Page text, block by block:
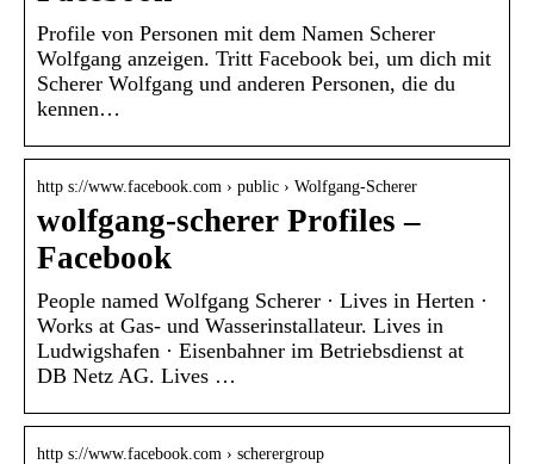
Profile von Personen mit dem Namen Scherer
Wolfgang anzeigen. Tritt Facebook bei, um dich mit
Scherer Wolfgang und anderen Personen, die du
kennen…
http s://www.facebook.com › public › Wolfgang-Scherer
wolfgang-scherer Profiles –
Facebook
People named Wolfgang Scherer · Lives in Herten ·
Works at Gas- und Wasserinstallateur. Lives in
Ludwigshafen · Eisenbahner im Betriebsdienst at
DB Netz AG. Lives …
http s://www.facebook.com › scherergroup